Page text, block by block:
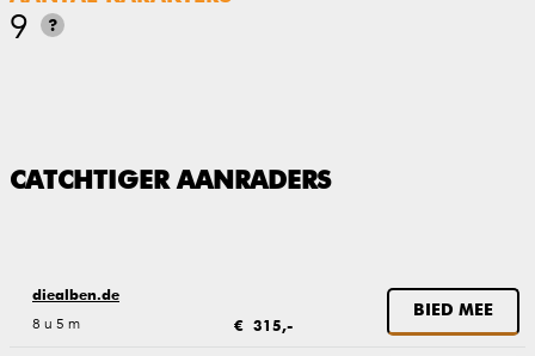
9 ?
CATCHTIGER AANRADERS
diealben.de
8 u 5 m € 315,-
BIED MEE